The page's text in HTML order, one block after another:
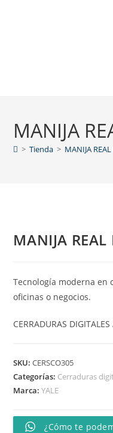
MANIJA
> Tienda > MANIJA
MANIJA REAL
Tecnología moderna en
oficinas o negocios.
CERRADURAS
SKU:CERSCO305
Categorías: Cerraduras
Marca:YALE
¿Cómo te